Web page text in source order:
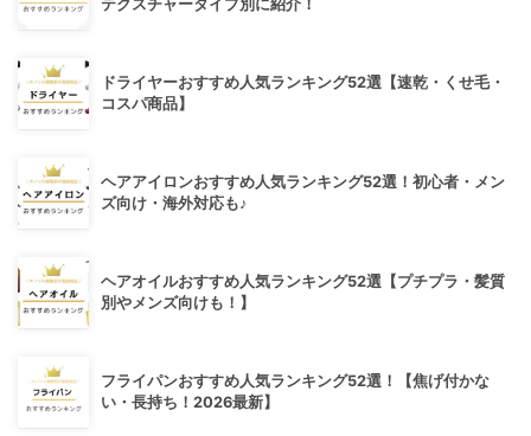
テクスチャータイプ別に紹介！
ドライヤーおすすめ人気ランキング52選【速乾・くせ毛・
コスパ商品】
ヘアアイロンおすすめ人気ランキング52選！初心者・メン
ズ向け・海外対応も♪
ヘアオイルおすすめ人気ランキング52選【プチプラ・髪質
別やメンズ向けも！】
フライパンおすすめ人気ランキング52選！【焦げ付かな
い・長持ち！2026最新】